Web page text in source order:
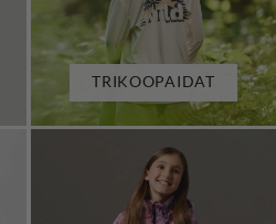
TRIKOOPAIDAT